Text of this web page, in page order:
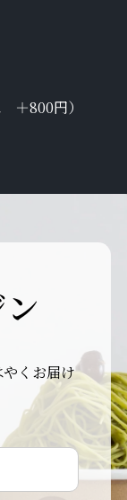
＋800円）
ン
くお届け